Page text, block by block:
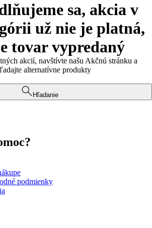
sa, akcia v
už nie je platná,
tovar vypredaný
akcií, navštívte našu Akčnú stránku a
alternatívne produkty
Hľadanie
podmienky